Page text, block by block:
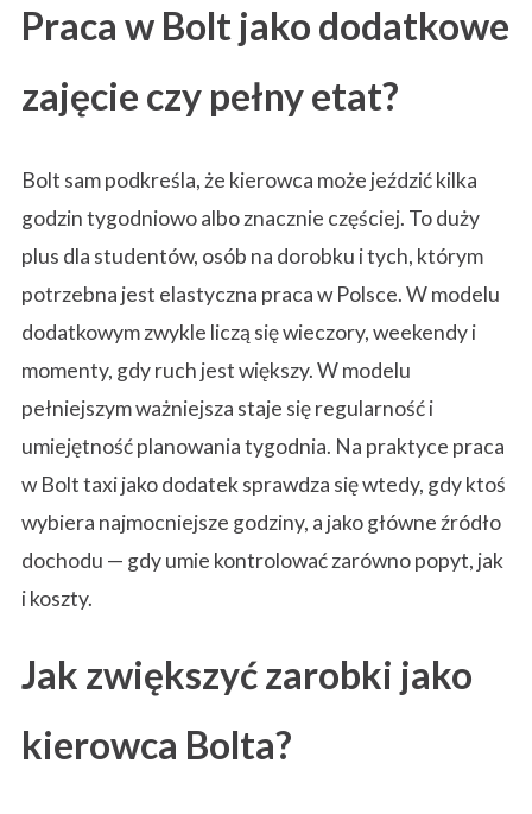
Praca w Bolt jako dodatkowe
zajęcie czy pełny etat?
Bolt sam podkreśla, że kierowca może jeździć kilka
godzin tygodniowo albo znacznie częściej. To duży
plus dla studentów, osób na dorobku i tych, którym
potrzebna jest elastyczna praca w Polsce. W modelu
dodatkowym zwykle liczą się wieczory, weekendy i
momenty, gdy ruch jest większy. W modelu
pełniejszym ważniejsza staje się regularność i
umiejętność planowania tygodnia. Na praktyce praca
w Bolt taxi jako dodatek sprawdza się wtedy, gdy ktoś
wybiera najmocniejsze godziny, a jako główne źródło
dochodu — gdy umie kontrolować zarówno popyt, jak
i koszty.
Jak zwiększyć zarobki jako
kierowca Bolta?